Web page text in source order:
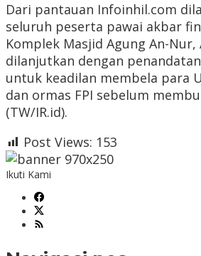
Dari pantauan Infoinhil.com
seluruh peserta pawai akbar
Komplek Masjid Agung An-Nur,
dilanjutkan dengan
untuk keadilan membela para
dan ormas FPI sebelum
(TW/IR.id).
Post Views: 153
Ikuti Kami